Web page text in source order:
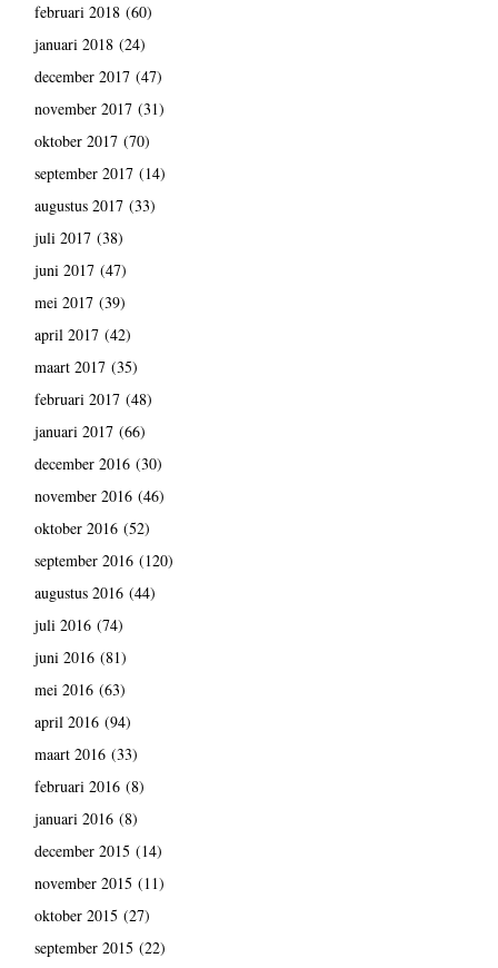
februari 2018(60)
januari 2018(24)
december 2017(47)
november 2017(31)
oktober 2017(70)
september 2017(14)
augustus 2017(33)
juli 2017(38)
juni 2017(47)
mei 2017(39)
april 2017(42)
maart 2017(35)
februari 2017(48)
januari 2017(66)
december 2016(30)
november 2016(46)
oktober 2016(52)
september 2016(120)
augustus 2016(44)
juli 2016(74)
juni 2016(81)
mei 2016(63)
april 2016(94)
maart 2016(33)
februari 2016(8)
januari 2016(8)
december 2015 (14)
november 2015 (11)
oktober 2015 (27)
september 2015 (22)